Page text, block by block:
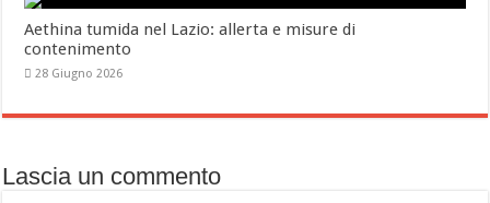
Aethina tumida nel Lazio: allerta e misure di
contenimento
28 Giugno 2026
Lascia un commento